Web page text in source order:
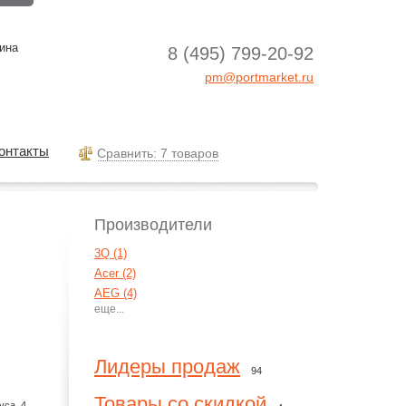
Производители
3Q (1)
Acer (2)
AEG (4)
Agva (1)
AKG (55)
Лидеры продаж 94
8 (495) 799-20-92
pm@portmarket.ru
Cравнить: 7 товаров